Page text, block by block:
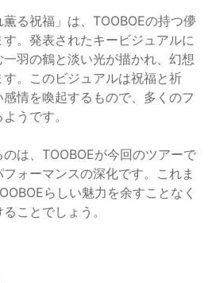
る祝福」は、TOOBOEの持つ儚
。発表されたキービジュアルに
羽の鶴と淡い光が描かれ、幻想
。このビジュアルは祝福と祈
情を喚起するもので、多くのフ
うです。
は、TOOBOEが今回のツアーで
ォーマンスの深化です。これま
らしい魅力を余すことなく
ことでしょう。